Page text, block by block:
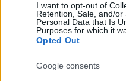
I want to opt-out of
Retention, Sale, and/or
Personal Data that Is
Purposes for which it
Opted Out
Google consents
Megöltek egy
kártyatrükk
Kelle Botond•2012. március 07.